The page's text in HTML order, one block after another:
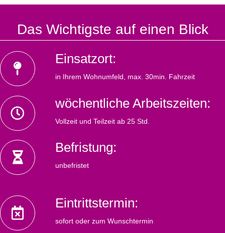
Das Wichtigste auf einen Blick
Einsatzort:
in Ihrem Wohnumfeld, max. 30min. Fahrzeit
wöchentliche Arbeitszeiten:
Vollzeit und Teilzeit ab 25 Std.
Befristung:
unbefristet
Eintrittstermin:
sofort oder zum Wunschtermin